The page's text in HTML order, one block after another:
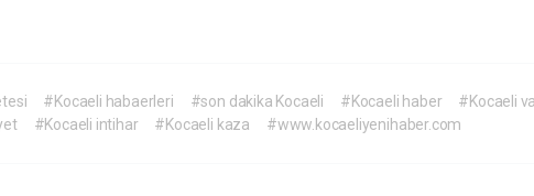
#Kocaeli habaerleri #son dakika Kocaeli #Kocaeli haber
#Kocaeli
#Kocaeli intihar #Kocaeli kaza #www.kocaeliyenihaber.com